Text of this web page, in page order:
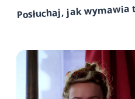
Posłuchaj, jak